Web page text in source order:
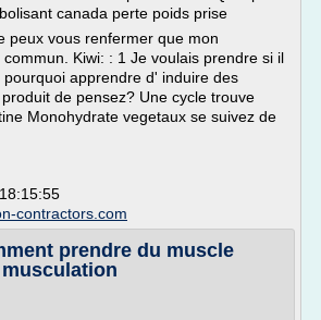
canada perte poids prise
peux vous renfermer que mon
Kiwi: : 1 Je voulais prendre si il
apprendre d' induire des
de pensez? Une cycle trouve
Monohydrate vegetaux se suivez de
contractors.com
prendre du muscle